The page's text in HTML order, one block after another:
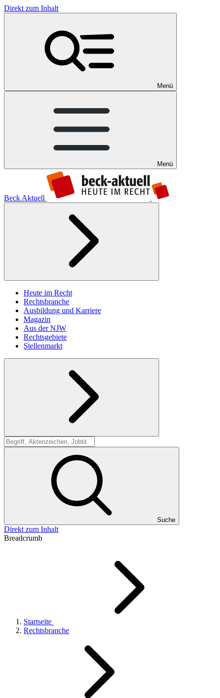
Direkt zum Inhalt
Menü
Menü
Beck Aktuell
Heute im Recht
Rechtsbranche
Ausbildung und Karriere
Magazin
Aus der NJW
Rechtsgebiete
Stellenmarkt
Suche
Suche
Direkt zum Inhalt
Breadcrumb
Startseite
Rechtsbranche